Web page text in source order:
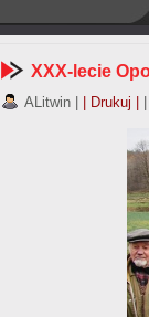
XXX-lecie
ALitwin| | Drukuj |